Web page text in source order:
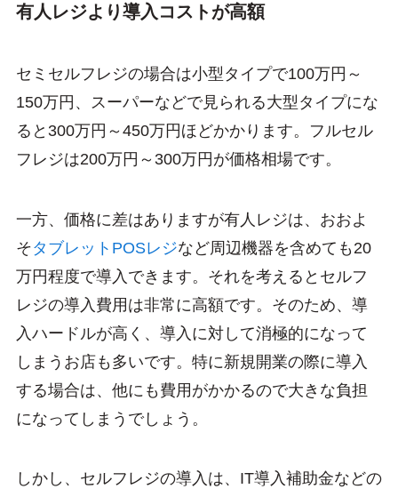
有人レジより導入コストが高額
セミセルフレジの場合は小型タイプで100万円～
150万円、スーパーなどで見られる大型タイプにな
ると300万円～450万円ほどかかります。フルセル
フレジは200万円～300万円が価格相場です。
一方、価格に差はありますが有人レジは、おおよ
そタブレットPOSレジなど周辺機器を含めても20
万円程度で導入できます。それを考えるとセルフ
レジの導入費用は非常に高額です。そのため、導
入ハードルが高く、導入に対して消極的になって
しまうお店も多いです。特に新規開業の際に導入
する場合は、他にも費用がかかるので大きな負担
になってしまうでしょう。
しかし、セルフレジの導入は、IT導入補助金などの